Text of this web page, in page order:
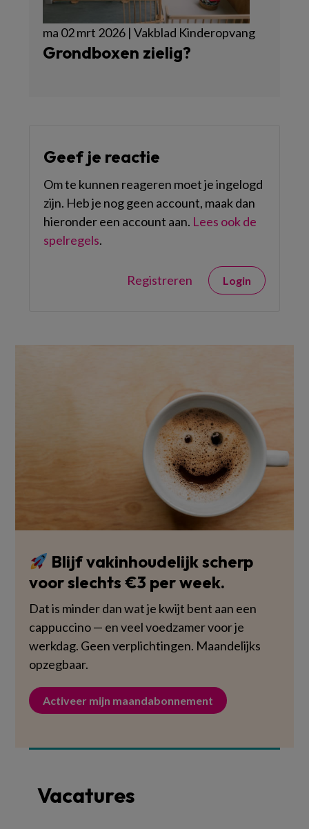
ma 02 mrt 2026 | Vakblad Kinderopvang
Grondboxen zielig?
Geef je reactie
Om te kunnen reageren moet je ingelogd
zijn. Heb je nog geen account, maak dan
hieronder een account aan. Lees ook de
spelregels.
Registreren Login
Blijf vakinhoudelijk scherp
voor slechts €3 per week.
Dat is minder dan wat je kwijt bent aan een
cappuccino — en veel voedzamer voor je
werkdag. Geen verplichtingen. Maandelijks
opzegbaar.
Activeer mijn maandabonnement
Vacatures